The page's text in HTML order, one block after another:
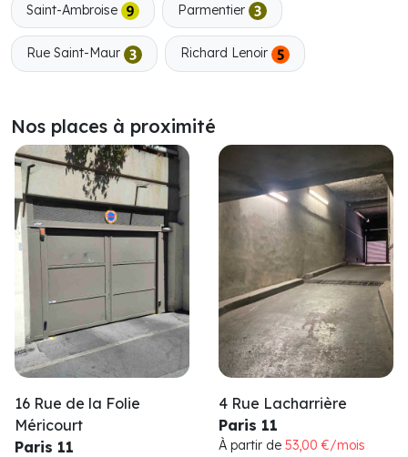
Saint-Ambroise Parmentier
Rue Saint-Maur Richard Lenoir
Nos places à proximité
16 Rue de la Folie
Méricourt
Paris 11
4 Rue Lacharrière
Paris 11
À partir de 53,00 €/mois